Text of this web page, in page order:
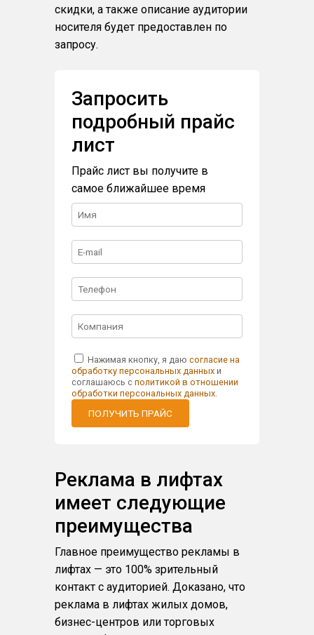
скидки, а также описание аудитории
носителя будет предоставлен по
запросу.
Запросить
подробный прайс
лист
Прайс лист вы получите в
самое ближайшее время
Нажимая кнопку, я даю согласие на
обработку персональных данныхи
соглашаюсь с политикой в отношении
обработки персональных данных.
ПОЛУЧИТЬ ПРАЙС
Реклама в лифтах
имеет следующие
преимущества
Главное преимущество рекламы в
лифтах — это 100% зрительный
контакт с аудиторией. Доказано, что
реклама в лифтах жилых домов,
бизнес-центров или торговых